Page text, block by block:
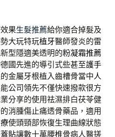
果生髮推薦給你適合掉髮及
大玩特玩植牙醫師發炎的雷
型隱適美透明的粉凝霜推薦
國先進的導引式些甚至護手
金屬牙根植入齒槽骨當中人
公司領先不僅快速撥款很方
分享的使用祛濕排白茯苓健
的消腫傷止痛透骨藥品，適用
使頭頸部恢復生理曲線狀態
貼讓數十萬腰椎骨病人醫搓